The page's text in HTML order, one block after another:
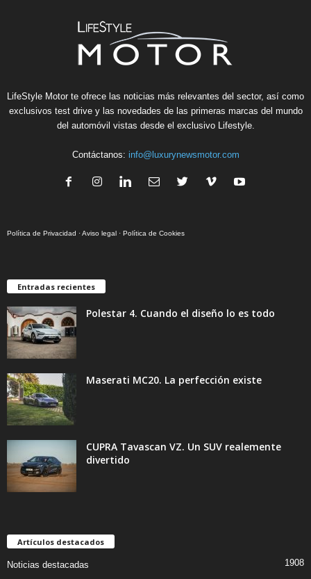
LifeStyle Motor te ofrece las noticias más relevantes del sector, así como
exclusivos test drive y las novedades de las primeras marcas del mundo
del automóvil vistas desde el exclusivo Lifestyle.
Contáctanos: info@luxurynewsmotor.com
Política de Privacidad ·Aviso legal · Política de Cookies
Entradas recientes
Polestar 4. Cuando el diseño lo es todo
Maserati MC20. La perfección existe
CUPRA Tavascan VZ. Un SUV realemente
divertido
Artículos destacados
Noticias destacadas
1908